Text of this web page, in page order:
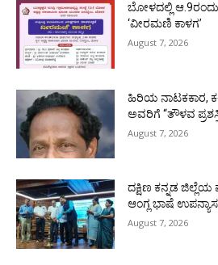
ಬೋಳದಲ್ಲಿ
‘ವೀರಮಣಿ ಕಾಳಗ’
August 7, 2026
ಹಿರಿಯ ನಾಟಕಕಾರ,
ಅವರಿಗೆ “ತೌಳವ
August 7, 2026
ದಕ್ಷಿಣ ಕನ್ನಡ
ಆಂಗ್ಲ ಭಾಷೆ
August 7, 2026